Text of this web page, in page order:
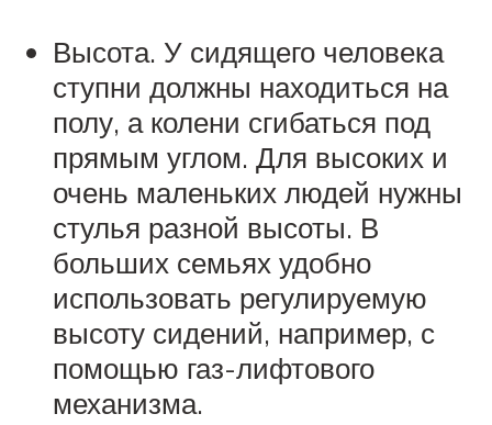
Высота. У сидящего человека
ступни должны находиться на
полу, а колени сгибаться под
прямым углом. Для высоких и
очень маленьких людей нужны
стулья разной высоты. В
больших семьях удобно
использовать регулируемую
высоту сидений, например, с
помощью газ-лифтового
механизма.